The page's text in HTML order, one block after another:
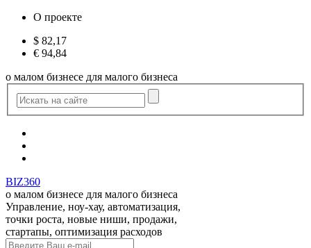
О проекте
$ 82,17
€ 94,84
о малом бизнесе для малого бизнеса
BIZ360
о малом бизнесе для малого бизнеса
Управление, ноу-хау, автоматизация,
точки роста, новые ниши, продажи,
стартапы, оптимизация расходов